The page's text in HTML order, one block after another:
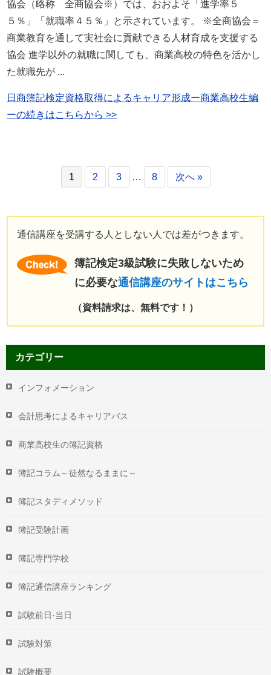
協会（略称 全商協会※）では、おおよそ「進学率５
５％」「就職率４５％」と示されています。 ※全商協会＝
商業教育を通して実社会に貢献できる人材育成を支援する
協会 進学以外の就職に関しても、商業高校の特色を活かし
た就職先が ...
日商簿記検定資格取得によるキャリア形成ー商業高校生編
ーの続きはこちらから >>
1 2 3 … 8 次へ »
通信講座を受講する人としない人では差がつきます。
簿記検定3級試験に失敗しないため
に必要な通信講座のサイトはこちら
（資料請求は、無料です！）
カテゴリー
インフォメーション
会計思考によるキャリアパス
商業高校生の簿記資格
簿記コラム～徒然なるままに～
簿記スタディメソッド
簿記受験計画
簿記専門学校
簿記通信講座ランキング
試験前日·当日
試験対策
試験概要